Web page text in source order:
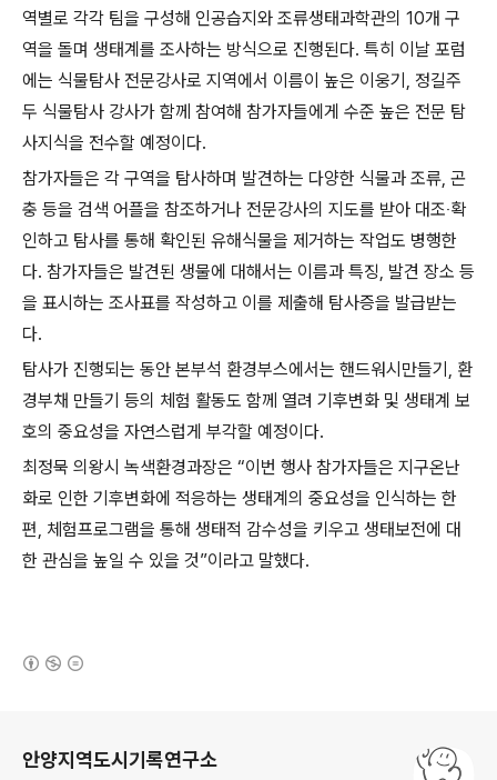
역별로 각각 팀을 구성해 인공습지와 조류생태과학관의 10개 구
역을 돌며 생태계를 조사하는 방식으로 진행된다. 특히 이날 포럼
에는 식물탐사 전문강사로 지역에서 이름이 높은 이웅기, 정길주
두 식물탐사 강사가 함께 참여해 참가자들에게 수준 높은 전문 탐
사지식을 전수할 예정이다.
참가자들은 각 구역을 탐사하며 발견하는 다양한 식물과 조류, 곤
충 등을 검색 어플을 참조하거나 전문강사의 지도를 받아 대조‧확
인하고 탐사를 통해 확인된 유해식물을 제거하는 작업도 병행한
다. 참가자들은 발견된 생물에 대해서는 이름과 특징, 발견 장소 등
을 표시하는 조사표를 작성하고 이를 제출해 탐사증을 발급받는
다.
탐사가 진행되는 동안 본부석 환경부스에서는 핸드워시만들기, 환
경부채 만들기 등의 체험 활동도 함께 열려 기후변화 및 생태계 보
호의 중요성을 자연스럽게 부각할 예정이다.
최정묵 의왕시 녹색환경과장은 “이번 행사 참가자들은 지구온난
화로 인한 기후변화에 적응하는 생태계의 중요성을 인식하는 한
편, 체험프로그램을 통해 생태적 감수성을 키우고 생태보전에 대
한 관심을 높일 수 있을 것”이라고 말했다.
안양지역도시기록연구소